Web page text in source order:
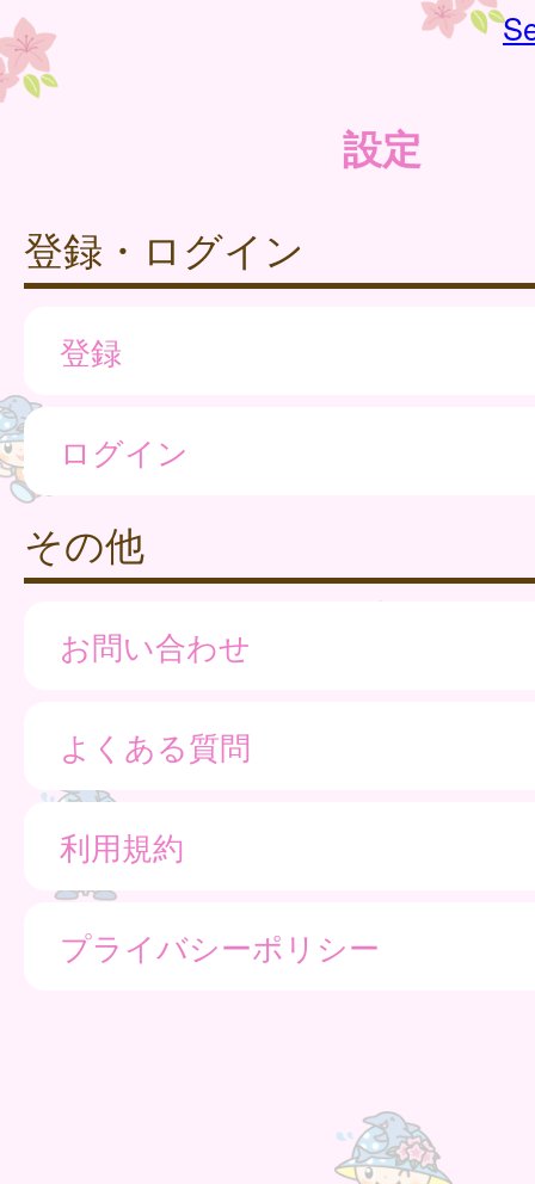
設定
登録・ログイン
登録
ログイン
その他
お問い合わせ
よくある質問
利用規約
プライバシーポリシー